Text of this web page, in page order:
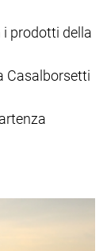
i prodotti della
Casalborsetti